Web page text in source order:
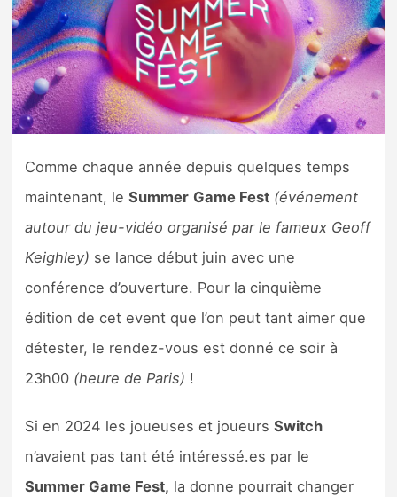
Nintendo Direct
Tests et previews
Tests de jeux
Tests d’accessoires
Previews
Précommandes
Précommandes jeux Switch 2
Bons plans
Comme chaque année depuis quelques temps
maintenant, leSummer Game Fest (événement
autour du jeu-vidéo organisé par le fameux Geoff
Keighley) se lance début juin avec une
conférence d’ouverture. Pour la cinquième
édition de cet event que l’on peut tant aimer que
détester, le rendez-vous est donné ce soir à
23h00 (heure de Paris) !
Si en 2024 les joueuses et joueursSwitch
n’avaient pas tant été intéressé.es par le
Summer Game Fest, la donne pourrait changer